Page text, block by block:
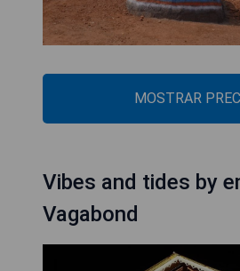
MOSTRAR
Vibes and tides by
Vagabond